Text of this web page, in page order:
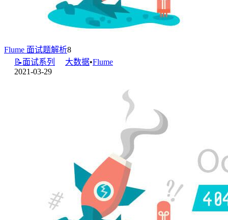
Flume 面试题解析8
📝面试系列
大数据•Flume
2021-03-29